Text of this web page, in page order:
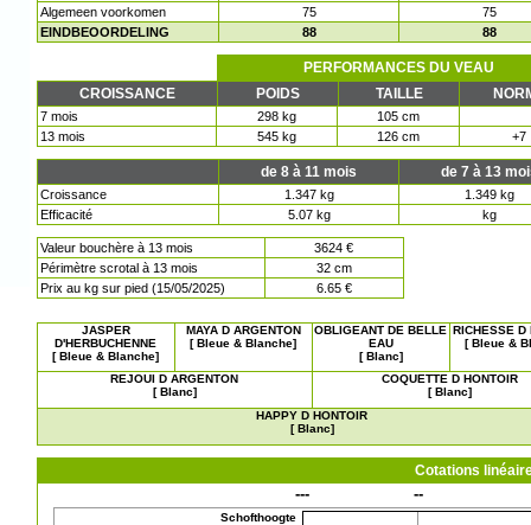
Algemeen voorkomen
75
75
EINDBEOORDELING
88 88
PERFORMANCES DU VEAU
CROISSANCE
POIDS TAILLE
7 mois 298 kg
105 cm
13 mois
545 kg 126 cm +7
de 8 à 11 mois de 7 à 13
Croissance 1.347 kg
1.349 kg
Efficacité
5.07 kg kg
Valeur bouchère à 13 mois
3624 €
Périmètre scrotal à 13 mois
32 cm
Prix au kg sur pied (15/05/2025)
6.65 €
JASPER
D'HERBUCHENNE
[ Bleue & Blanche]
MAYA D ARGENTON
[ Bleue & Blanche]
OBLIGEANT DE BELLE
EAU
[ Blanc]
RICHESSE D
[ Bleue &
REJOUI D ARGENTON
[ Blanc]
COQUETTE D HONTOIR
[ Blanc]
HAPPY D HONTOIR
[ Blanc]
Cotations
--- --
Schofthoogte